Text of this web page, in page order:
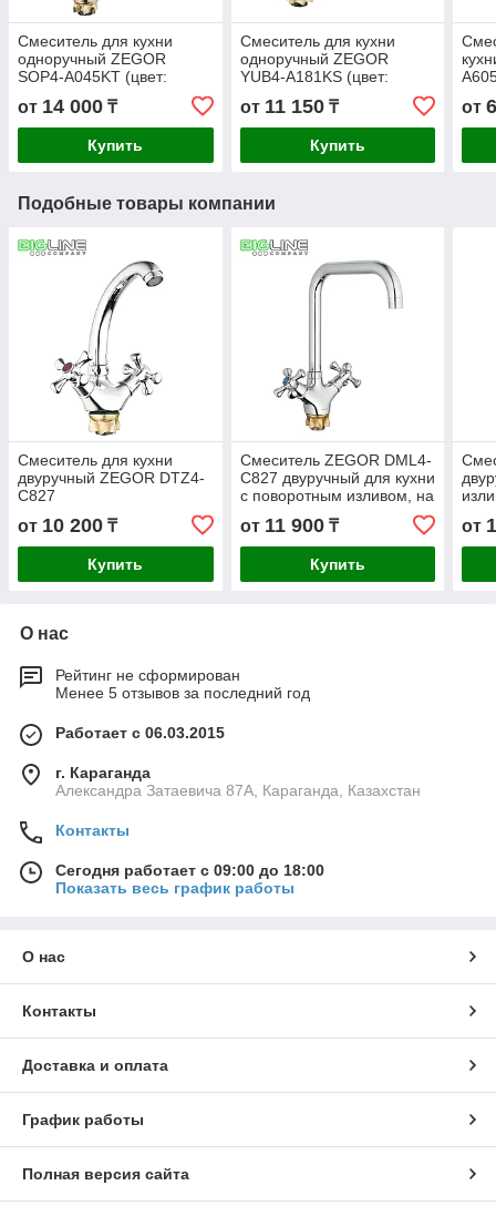
Смеситель для кухни
одноручный ZEGOR
SOP4-A045KТ (цвет:
от 14 000 ₸
Купить
Смеситель для кухни
одноручный ZEGOR
YUB4-A181KS (цвет:
от 11 150₸
Купить
от
Подобные товары компании
Смеситель для кухни
двуручный ZEGOR DTZ4-
C827
от 10 200 ₸
Купить
Смеситель ZEGOR DML4-
C827 двуручный для кухни
с поворотным изливом, на
от 11 900₸
Купить
от
О нас
Рейтинг не сформирован
Менее 5 отзывов за последний год
Работает с 06.03.2015
г. Караганда
Александра Затаевича 87А, Караганда, Казахстан
Контакты
Сегодня работает с 09:00 до 18:00
Показать весь график работы
О нас
Контакты
Доставка и оплата
График работы
Полная версия сайта